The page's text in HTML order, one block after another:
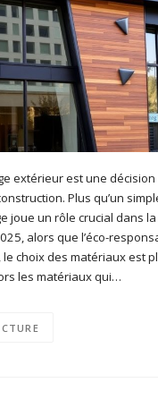
extérieur est une
Plus qu’un
joue un rôle crucial dans
alors que l’éco-
le choix des matériaux est
les matériaux qui…